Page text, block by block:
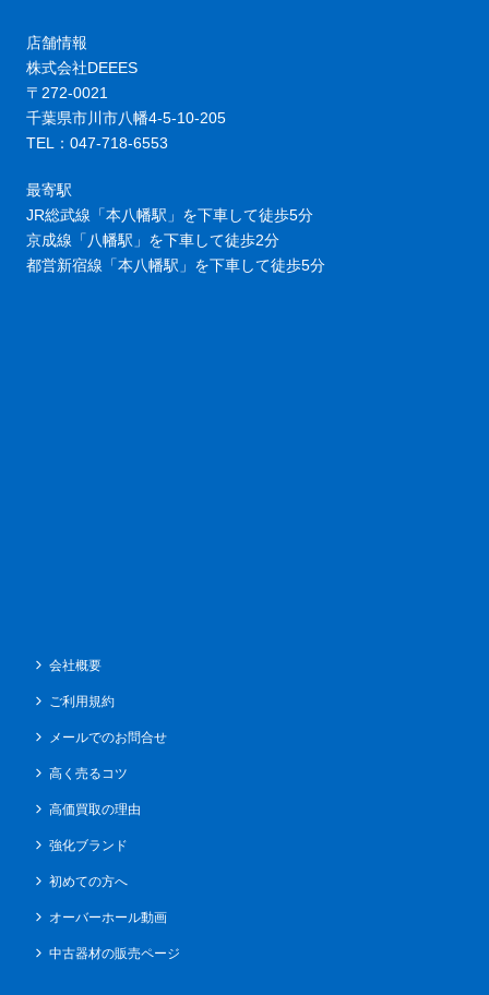
店舗情報
株式会社DEEES
〒272-0021
千葉県市川市八幡4-5-10-205
TEL：047-718-6553
最寄駅
JR総武線「本八幡駅」を下車して徒歩5分
京成線「八幡駅」を下車して徒歩2分
都営新宿線「本八幡駅」を下車して徒歩5分
会社概要
ご利用規約
メールでのお問合せ
高く売るコツ
高価買取の理由
強化ブランド
初めての方へ
オーバーホール動画
中古器材の販売ページ